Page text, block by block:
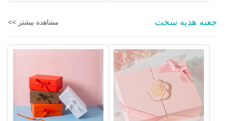
جعبه هديه سخت مشاهده بیشتر >>